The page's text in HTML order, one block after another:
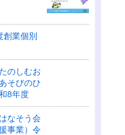
創業個別
のしむお
そびのひ
8年度
なそう会
事業）令